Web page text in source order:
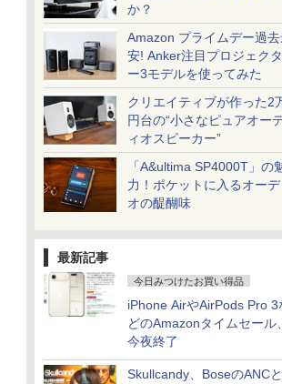
か？
Amazon プライムデー過
安! Anker注目プロジェクタ
ー3モデルを使ってみた
クリエイティブが作った2
円台の“小さなピュアオー
ィオスピーカー”
「A&ultima SP4000T」の
力！ポケットに入るオーデ
オの醍醐味
最新記事
今日みつけたお買い得品
iPhone AirやAirPods Pro 3
どのAmazonタイムセール、
今夜終了
Skullcandy、BoseのANCと